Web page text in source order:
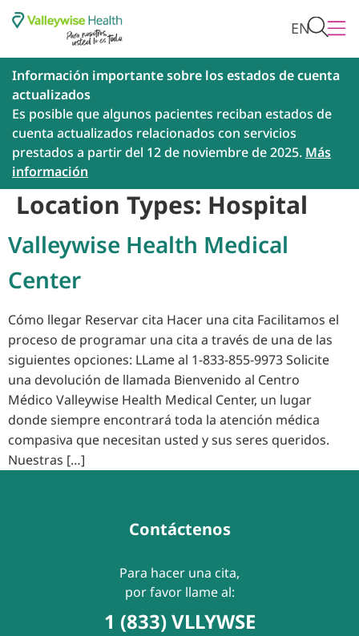
EN
Información importante sobre los estados de cuenta
actualizados
Es posible que algunos pacientes reciban estados de
cuenta actualizados relacionados con servicios
prestados a partir del 12 de noviembre de 2025. Más
información
Location Types: Hospital
Valleywise Health Medical
Center
Cómo llegar Reservar cita Hacer una cita Facilitamos el
proceso de programar una cita a través de una de las
siguientes opciones: LLame al 1-833-855-9973 Solicite
una devolución de llamada Bienvenido al Centro
Médico Valleywise Health Medical Center, un lugar
donde siempre encontrará toda la atención médica
compasiva que necesitan usted y sus seres queridos.
Nuestras […]
Contáctenos
Para hacer una cita,
por favor llame al:
1 (833) VLLYWSE